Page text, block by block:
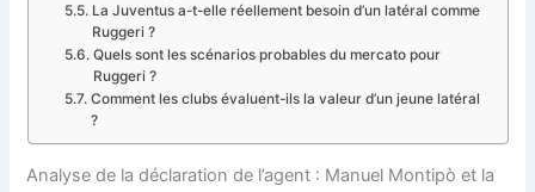
La Juventus a-t-elle réellement besoin d’un latéral comme
Ruggeri ?
Quels sont les scénarios probables du mercato pour
Ruggeri ?
Comment les clubs évaluent-ils la valeur d’un jeune latéral
?
Analyse de la déclaration de l’agent : Manuel Montipò et la